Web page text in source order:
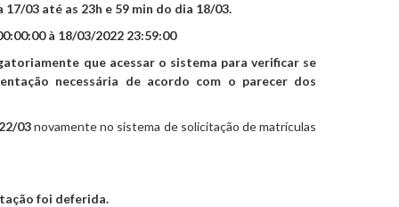
03 até as 23h e 59 min do dia 18/03.
à 18/03/2022 23:59:00
que acessar o sistema para verificar se
necessária de acordo com o parecer dos
03novamente no sistema de solicitação de matrículas
foi deferida.